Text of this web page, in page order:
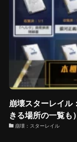
崩壊スターレイル
きる場所の一覧も）
崩壊：スターレイル